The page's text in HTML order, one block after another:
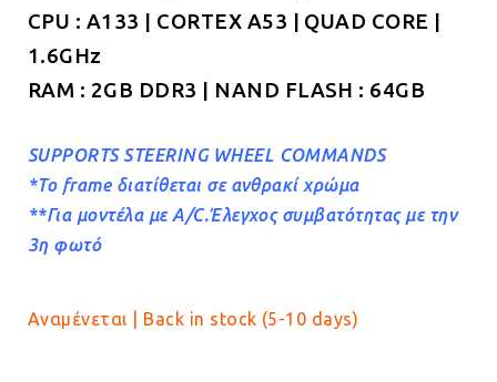
CPU : A133 | CORTEX A53 | QUAD CORE |
1.6GHz
RAM : 2GB DDR3 | NAND FLASH : 64GB
SUPPORTS STEERING WHEEL COMMANDS
*To frame διατίθεται σε ανθρακί χρώμα
**Για μοντέλα με A/C.Έλεγχος συμβατότητας με την
3η φωτό
Αναμένεται | Back in stock (5-10 days)